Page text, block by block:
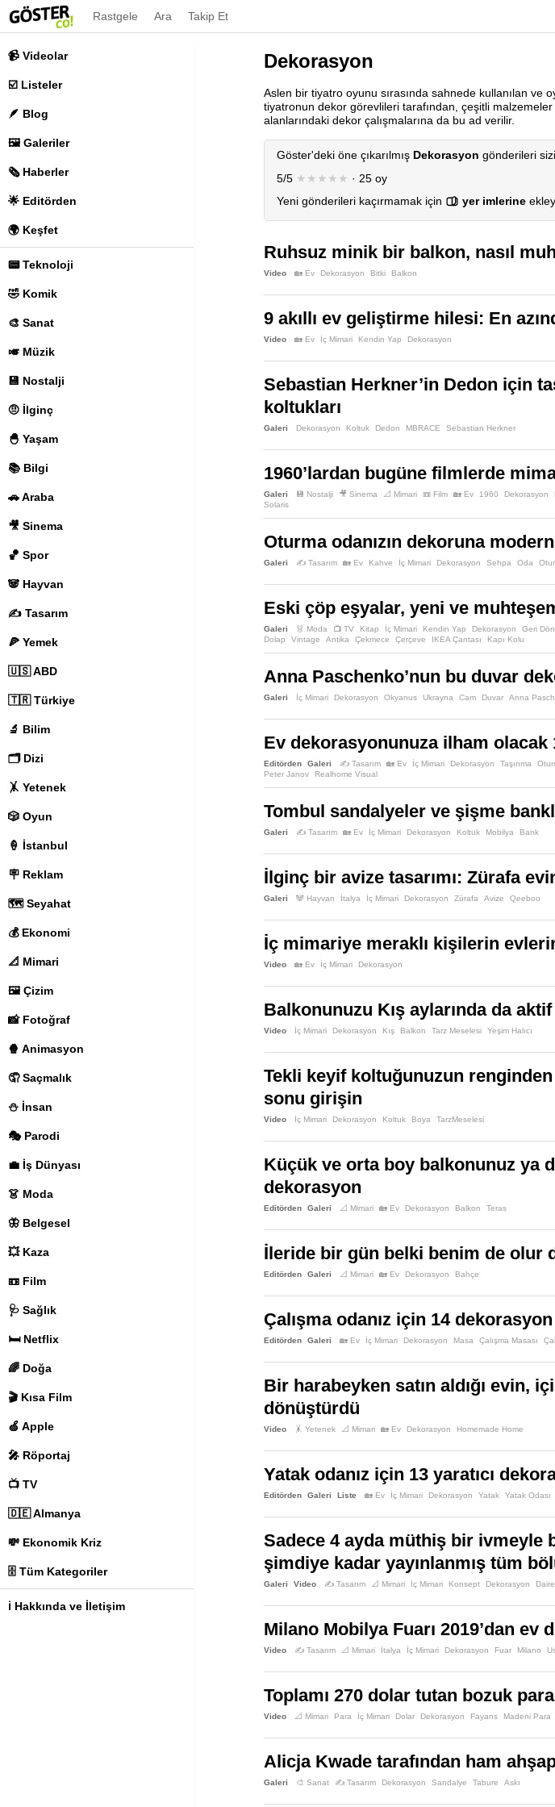
📹 Videolar
☑️ Listeler
🪶 Blog
🖼️ Galeriler
🗞️ Haberler
🌟 Editörden
🌍 Keşfet
📟 Teknoloji
🤣 Komik
🎨 Sanat
🎺 Müzik
💾 Nostalji
🤨 İlginç
🐣 Yaşam
📚 Bilgi
🚗 Araba
🎥 Sinema
🏀 Spor
🐼 Hayvan
✍️ Tasarım
🍕 Yemek
🇺🇸 ABD
🇹🇷 Türkiye
🔬 Bilim
🗂️ Dizi
🤸 Yetenek
🎲 Oyun
🍦 İstanbul
🪧 Reklam
🗺️ Seyahat
💰 Ekonomi
📐 Mimari
🖼️ Çizim
📸 Fotoğraf
🍿 Animasyon
🤦 Saçmalık
⛄️ İnsan
🎭 Parodi
💼 İş Dünyası
👗 Moda
🦋 Belgesel
💥 Kaza
📼 Film
🩺 Sağlık
🛏️ Netflix
🌈 Doğa
🎬 Kısa Film
🍏 Apple
🎤 Röportaj
📺 TV
🇩🇪 Almanya
💸 Ekonomik Kriz
🗄️ Tüm Kategoriler
ℹ️ Hakkında ve İletişim
Rastgele Ara Takip Et
Dekorasyon
Aslen bir tiyatro oyunu sırasında sahnede kullanılan ve
tiyatronun dekor görevlileri tarafından, çeşitli malzemeler
alanlarındaki dekor çalışmalarına da bu ad verilir.
Göster'deki öne çıkarılmış Dekorasyon gönderileri
5/5 ★★★★★ · 25 oy
Yeni gönderileri kaçırmamak için
yer imlerine
Ruhsuz minik bir balkon, nasıl
Video 🏡 Ev Dekorasyon Bitki Balkon
9 akıllı ev geliştirme hilesi: En
Video 🏡 Ev İç Mimari Kendin Yap Dekorasyon
Sebastian Herkner’in Dedon için
koltukları
Galeri Dekorasyon Koltuk Dedon MBRACE Sebastian Herkner
1960’lardan bugüne filmlerde
Galeri 💾 Nostalji 🎥 Sinema 📐 Mimari 📼 Film 🏡 Ev 1960 Dekorasyon
Solaris
Oturma odanızın dekoruna
Galeri ✍️ Tasarım 🏡 Ev Kahve İç Mimari Dekorasyon Sehpa Oda
Eski çöp eşyalar, yeni ve
Galeri 👗 Moda 📺 TV Kitap İç Mimari Kendin Yap Dekorasyon Geri
Dolap
Vintage Antika Çekmece Çerçeve IKEA Çantası Kapı Kolu
Anna Paschenko’nun bu duvar
Galeri İç Mimari Dekorasyon Okyanus Ukrayna Cam Duvar Anna
Ev dekorasyonunuza ilham olacak
Editörden Galeri ✍️ Tasarım 🏡 Ev İç Mimari Dekorasyon Taşınma
Peter Janov
Realhome Visual
Tombul sandalyeler ve şişme
Galeri ✍️ Tasarım 🏡 Ev İç Mimari Dekorasyon Koltuk Mobilya Bank
İlginç bir avize tasarımı: Zürafa
Galeri 🐼 Hayvan İtalya İç Mimari Dekorasyon Zürafa Avize Qeeboo
İç mimariye meraklı kişilerin
Video 🏡 Ev İç Mimari Dekorasyon
Balkonunuzu Kış aylarında da
Video İç Mimari Dekorasyon Kış Balkon Tarz Meselesi Yeşim Halıcı
Tekli keyif koltuğunuzun renginden
sonu girişin
Video İç Mimari Dekorasyon Koltuk Boya TarzMeselesi
Küçük ve orta boy balkonunuz ya
dekorasyon
Editörden Galeri 📐 Mimari 🏡 Ev Dekorasyon Balkon Teras
İleride bir gün belki benim de olur
Editörden Galeri 📐 Mimari 🏡 Ev Dekorasyon Bahçe
Çalışma odanız için 14
Editörden Galeri 🏡 Ev İç Mimari Dekorasyon Masa Çalışma Masası
Bir harabeyken satın aldığı evin,
dönüştürdü
Video 🤸 Yetenek 📐 Mimari 🏡 Ev Dekorasyon Homemade Home
Yatak odanız için 13 yaratıcı
Editörden Galeri Liste 🏡 Ev İç Mimari Dekorasyon Yatak Yatak Odası
Sadece 4 ayda müthiş bir ivmeyle
şimdiye kadar yayınlanmış tüm
Galeri Video ✍️ Tasarım 📐 Mimari İç Mimari Konsept Dekorasyon Daire
Milano Mobilya Fuarı 2019’dan
Video ✍️ Tasarım 📐 Mimari İtalya İç Mimari Dekorasyon Fuar Milano
Toplamı 270 dolar tutan bozuk
Video 📐 Mimari Para İç Mimari Dolar Dekorasyon Fayans Madeni Para
Alicja Kwade tarafından ham
Galeri 🎨 Sanat ✍️ Tasarım Dekorasyon Sandalye Tabure Askı